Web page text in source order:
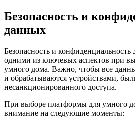
Безопасность и
данных
Безопасность и
одними из ключевых аспектов при
умного дома. Важно, чтобы все
и обрабатываются устройствами,
несанкционированного доступа.
При выборе платформы для умного
внимание на следующие моменты: